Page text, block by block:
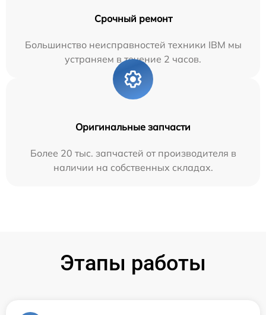
Срочный ремонт
Большинство неисправностей техники IBM мы
устраняем в течение 2 часов.
Оригинальные запчасти
Более 20 тыс. запчастей от производителя в
наличии на собственных складах.
Этапы работы